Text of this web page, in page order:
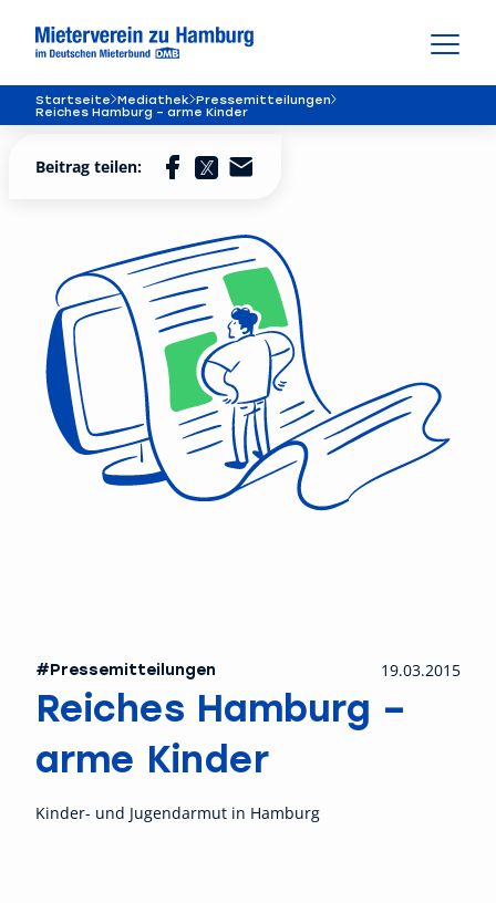
Startseite Mediathek Pressemitteilungen
Reiches Hamburg – arme Kinder
#Pressemitteilungen 19.03.2015
Reiches Hamburg –
arme Kinder
Kinder- und Jugendarmut in Hamburg
Beitrag teilen: